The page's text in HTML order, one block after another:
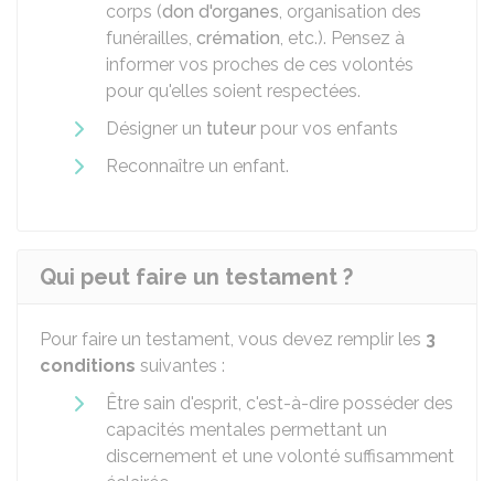
corps (don d'organes, organisation des
funérailles, crémation, etc.). Pensez à
informer vos proches de ces volontés
pour qu'elles soient respectées.
Désigner un tuteur pour vos enfants
Reconnaître un enfant.
Qui peut faire un testament ?
Pour faire un testament, vous devez remplir les 3
conditions suivantes :
Être sain d'esprit, c'est-à-dire posséder des
capacités mentales permettant un
discernement et une volonté suffisamment